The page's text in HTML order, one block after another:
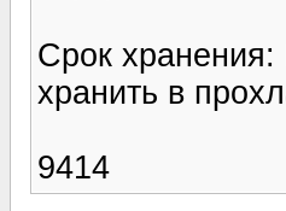
Срок хранения:
хранить в
9414